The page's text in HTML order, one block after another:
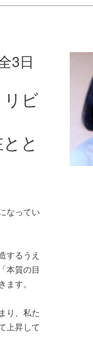
3日
ビ
と
なってい
するうえ
本質の目
す。
り、私た
上昇して